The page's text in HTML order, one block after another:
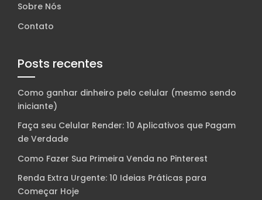
Sobre Nós
Contato
Posts recentes
Como ganhar dinheiro pelo celular (mesmo sendo
iniciante)
Faça seu Celular Render: 10 Aplicativos que Pagam
de Verdade
Como Fazer Sua Primeira Venda no Pinterest
Renda Extra Urgente: 10 Ideias Práticas para
Começar Hoje